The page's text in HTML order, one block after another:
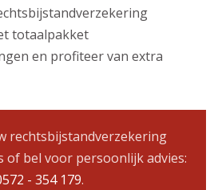
totaalpakket
en profiteer van extra
rechtsbijstandverzekering
of bel voor persoonlijk advies:
- 354 179.